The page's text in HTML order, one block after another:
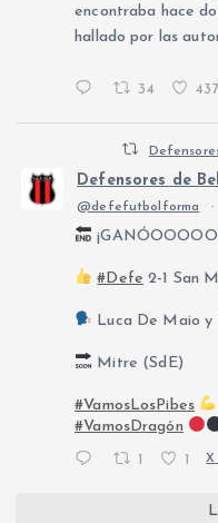
encontraba hace
hallado por las
34 437
Defensores de
@defefutbolforma ·
#Defe 2-1 San
Luca De Maio y
Mitre (SdE)
#VamosLosPibes
#VamosDragón
X